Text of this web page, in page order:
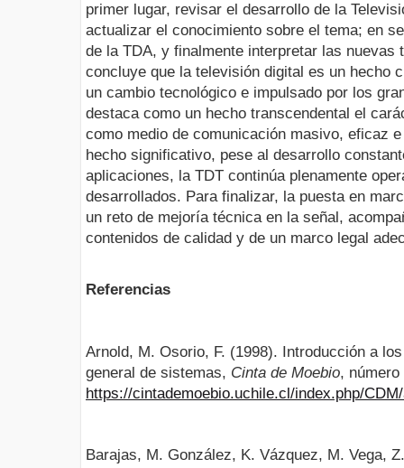
primer lugar, revisar el desarrollo de la
actualizar el conocimiento sobre el tema; en
de la TDA, y finalmente interpretar las nuevas
concluye que la televisión digital es un hecho
un cambio tecnológico e impulsado por los
destaca como un hecho transcendental el
como medio de comunicación masivo, eficaz
hecho significativo, pese al desarrollo
aplicaciones, la TDT continúa plenamente
desarrollados. Para finalizar, la puesta en
un reto de mejoría técnica en la señal,
contenidos de calidad y de un marco legal
Referencias
Arnold, M. Osorio, F. (1998). Introducción a
general de sistemas, Cinta de Moebio, número
https://cintademoebio.uchile.cl/index.php/
Barajas, M. González, K. Vázquez, M. Vega,